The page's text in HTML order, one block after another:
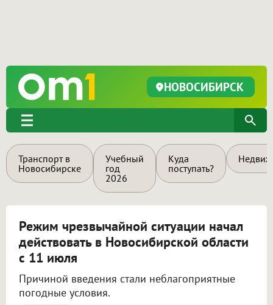
НОВОСИБИРСК
Транспорт в
Новосибирске
Учебный
год
2026
Куда
поступать?
Режим чрезвычайной ситуации начал
действовать в Новосибирской области
с 11 июля
Причиной введения стали неблагоприятные
погодные условия.